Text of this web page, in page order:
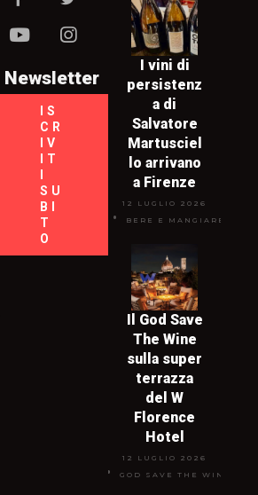
Newsletter
IS
CR
IV
IT
SU
BI
T
O
I vini di
persistenz
a di
Salvatore
Martusciel
lo arrivano
a Firenze
12 LUGLIO 2026
BERE E MANGIARE
Il God Save
The Wine
sulla super
terrazza
del W
Florence
Hotel
12 LUGLIO 2026
GOD SAVE THE WINE